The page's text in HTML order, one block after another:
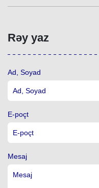
Rəy yaz
Ad, Soyad
E-poçt
Mesaj